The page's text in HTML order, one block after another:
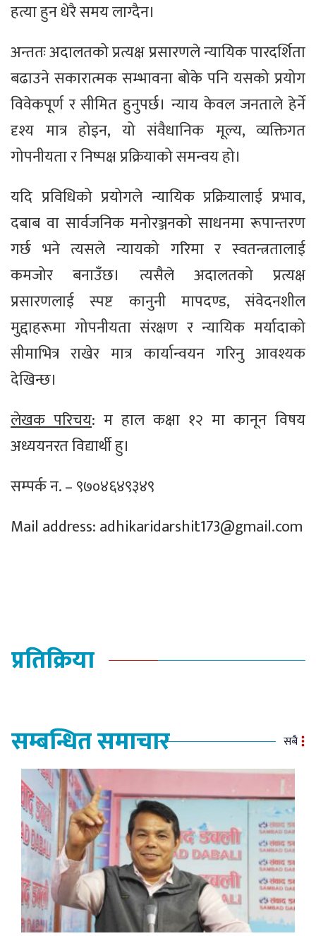
हत्या हुन धेरै समय लाग्दैन।
अन्ततः अदालतको प्रत्यक्ष प्रसारणले न्यायिक पारदर्शिता
बढाउने सकारात्मक सम्भावना बोके पनि यसको प्रयोग
विवेकपूर्ण र सीमित हुनुपर्छ। न्याय केवल जनताले हेर्ने
दृश्य मात्र होइन, यो संवैधानिक मूल्य, व्यक्तिगत
गोपनीयता र निष्पक्ष प्रक्रियाको समन्वय हो।
यदि प्रविधिको प्रयोगले न्यायिक प्रक्रियालाई प्रभाव,
दबाब वा सार्वजनिक मनोरञ्जनको साधनमा रूपान्तरण
गर्छ भने त्यसले न्यायको गरिमा र स्वतन्त्रतालाई
कमजोर बनाउँछ। त्यसैले अदालतको प्रत्यक्ष
प्रसारणलाई स्पष्ट कानुनी मापदण्ड, संवेदनशील
मुद्दाहरूमा गोपनीयता संरक्षण र न्यायिक मर्यादाको
सीमाभित्र राखेर मात्र कार्यान्वयन गरिनु आवश्यक
देखिन्छ।
लेखक परिचय: म हाल कक्षा १२ मा कानून विषय
अध्ययनरत विद्यार्थी हु।
सम्पर्क न. – ९७०४६४९३४९
Mail address:adhikaridarshit173@gmail.com
प्रतिक्रिया
सम्बन्धित समाचार सबै